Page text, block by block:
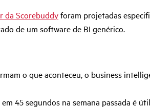
da Scorebuddyforam projetadas
de um software de BI genérico.
o que aconteceu, o business
45 segundos na semana passada é